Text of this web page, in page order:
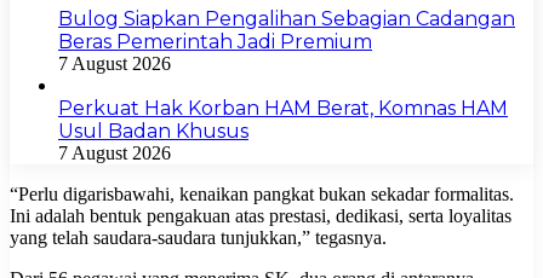
Bulog Siapkan Pengalihan Sebagian Cadangan
Beras Pemerintah Jadi Premium
7 August 2026
Perkuat Hak Korban HAM Berat, Komnas HAM
Usul Badan Khusus
7 August 2026
“Perlu digarisbawahi, kenaikan pangkat bukan sekadar formalitas.
Ini adalah bentuk pengakuan atas prestasi, dedikasi, serta loyalitas
yang telah saudara-saudara tunjukkan,” tegasnya.